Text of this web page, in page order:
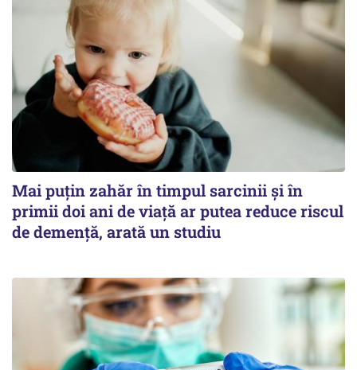
Mai puțin zahăr în timpul sarcinii și în
primii doi ani de viață ar putea reduce riscul
de demență, arată un studiu